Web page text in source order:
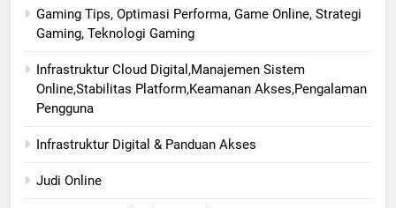
Gaming Tips, Optimasi Performa, Game Online, Strategi
Gaming, Teknologi Gaming
Infrastruktur Cloud Digital,Manajemen Sistem
Online,Stabilitas Platform,Keamanan Akses,Pengalaman
Pengguna
Infrastruktur Digital & Panduan Akses
Judi Online